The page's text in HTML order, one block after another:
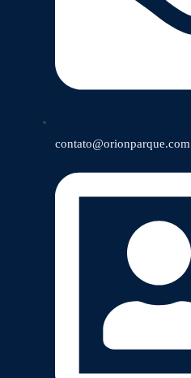
contato@orionparque.com